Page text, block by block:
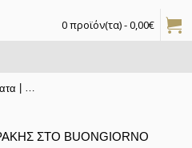
0 προϊόν(τα) - 0,00€
O κ. Γεώργιος Τσαγκαράκης στο
ΣΤΟ BUONGIORNO